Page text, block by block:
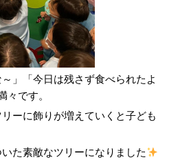
～」「今日は残さず食べられたよ
々です。
ーに飾りが増えていくと子ども
た素敵なツリーになりました